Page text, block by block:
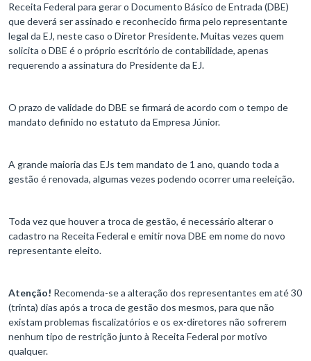
Receita Federal para gerar o Documento Básico de Entrada (DBE)
que deverá ser assinado e reconhecido firma pelo representante
legal da EJ, neste caso o Diretor Presidente. Muitas vezes quem
solicita o DBE é o próprio escritório de contabilidade, apenas
requerendo a assinatura do Presidente da EJ.
O prazo de validade do DBE se firmará de acordo com o tempo de
mandato definido no estatuto da Empresa Júnior.
A grande maioria das EJs tem mandato de 1 ano, quando toda a
gestão é renovada, algumas vezes podendo ocorrer uma reeleição.
Toda vez que houver a troca de gestão, é necessário alterar o
cadastro na Receita Federal e emitir nova DBE em nome do novo
representante eleito.
Atenção! Recomenda-se a alteração dos representantes em até 30
(trinta) dias após a troca de gestão dos mesmos, para que não
existam problemas fiscalizatórios e os ex-diretores não sofrerem
nenhum tipo de restrição junto à Receita Federal por motivo
qualquer.